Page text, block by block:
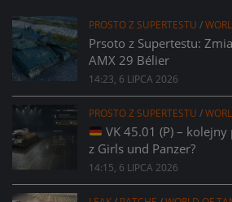
PROSTO Z SUPERTESTU /
Prsoto z Supertestu:
AMX 29 Bélier
14:23, 6 LIPCA 2026
PROSTO Z SUPERTESTU /
VK 45.01 (P) –
z Girls und Panzer?
14:15, 6 LIPCA 2026